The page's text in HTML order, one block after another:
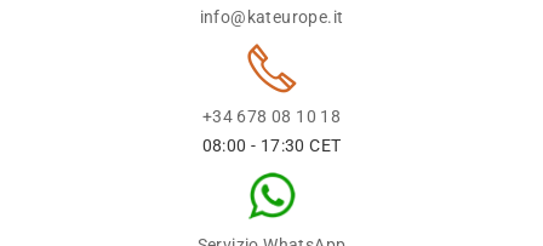
info@kateurope.it
+34 678 08 10 18
08:00 - 17:30 CET